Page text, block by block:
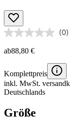
(0)
ab88,80 €
Komplettpreis
inkl. MwSt.
Deutschlands
Größe